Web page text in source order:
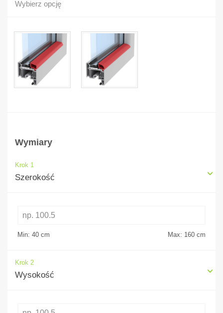
Wybierz opcję
Wymiary
Krok 1
Szerokość
Min: 40 cm Max: 160 cm
Krok 2
Wysokość